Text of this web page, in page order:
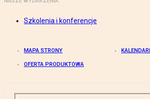
Szkolenia i konferencje
MAPA STRONY
OFERTA PRODUKTOWA